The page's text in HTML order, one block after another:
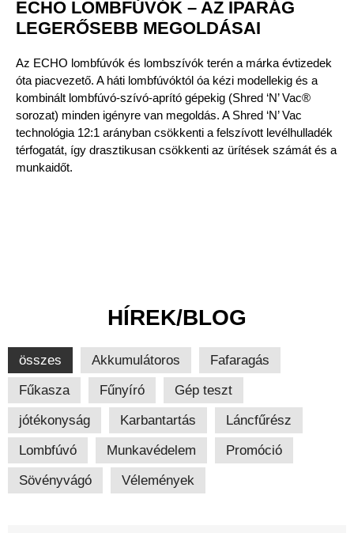
ECHO LOMBFÚVÓK – AZ IPARÁG
LEGERŐSEBB MEGOLDÁSAI
Az ECHO lombfúvók és lombszívók terén a márka évtizedek
óta piacvezető. A háti lombfúvóktól óa kézi modellekig és a
kombinált lombfúvó-szívó-aprító gépekig (Shred ‘N’ Vac®
sorozat) minden igényre van megoldás. A Shred ‘N’ Vac
technológia 12:1 arányban csökkenti a felszívott levélhulladék
térfogatát, így drasztikusan csökkenti az ürítések számát és a
munkaidőt.
HÍREK/BLOG
összes Akkumulátoros
Fafaragás
Fűkasza
Fűnyíró
Gép teszt
jótékonyság
Karbantartás
Láncfűrész
Lombfúvó
Munkavédelem
Promóció
Sövényvágó
Vélemények